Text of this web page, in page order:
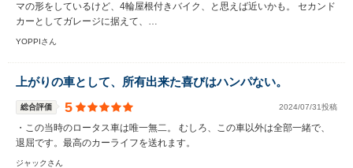
マの形をしているけど、4輪屋根付きバイク、と思えば近いかも。 セカンド
カーとしてガレージに据えて、…
YOPPIさん
上がりの車として、所有出来た喜びはハンパない。
総合評価 5 2024/07/31投稿
・この当時のロータス車は唯一無二。 むしろ、この車以外は全部一緒で、
退屈です。最高のカーライフを送れます。
ジャックさん